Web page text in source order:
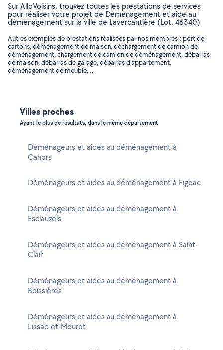
Sur AlloVoisins, trouvez toutes les prestations de services
pour réaliser votre projet de Déménagement et aide au
déménagement sur la ville de Lavercantière (Lot, 46340)
Autres exemples de prestations réalisées par nos membres : port de
cartons, déménagement de maison, déchargement de camion de
déménagement, chargement de camion de déménagement, débarras
de maison, débarras de garage, débarras d'appartement,
déménagement de meuble, ..
Villes proches
Ayant le plus de résultats, dans le même département
Déménageurs et aides au déménagement à
Cahors
Déménageurs et aides au déménagement à Figeac
Déménageurs et aides au déménagement à
Esclauzels
Déménageurs et aides au déménagement à Saint-
Clair
Déménageurs et aides au déménagement à
Boissières
Déménageurs et aides au déménagement à
Lissac-et-Mouret